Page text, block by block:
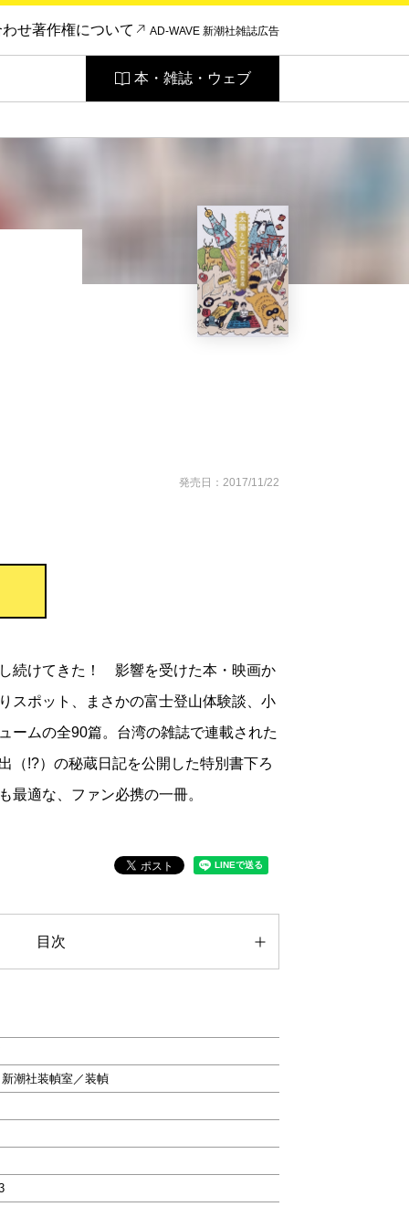
わせ著作権について AD-WAVE 新潮社雑誌広告
本・雑誌・ウェブ
発売日：2017/11/22
続けてきた！ 影響を受けた本・映画か
スポット、まさかの富士登山体験談、小
ームの全90篇。台湾の雑誌で連載された
（!?）の秘蔵日記を公開した特別書下ろ
最適な、ファン必携の一冊。
目次
潮社装幀室／装幀